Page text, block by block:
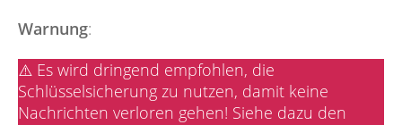
Warnung:
⚠️ Es wird dringend empfohlen, die
Schlüsselsicherung zu nutzen, damit keine
Nachrichten verloren gehen! Siehe dazu den